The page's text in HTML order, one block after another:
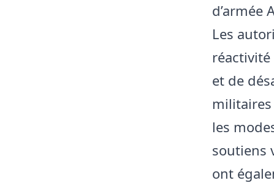
d’armée
Les
et de
militaires
les
soutiens
ont